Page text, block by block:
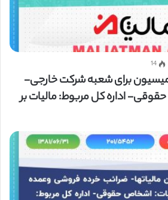
14
برای شعبه شرکت خارجی-
اداره کل مربوط: مالیات بر